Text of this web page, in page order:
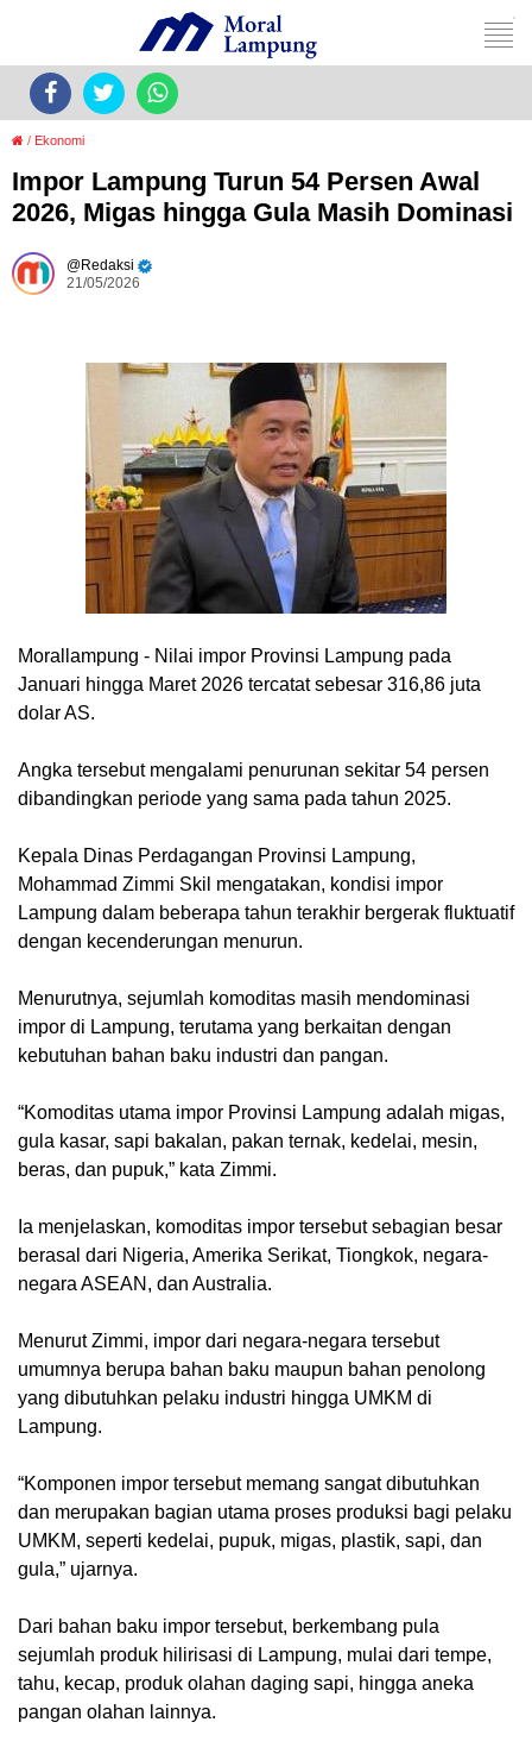
/ Ekonomi
Impor Lampung Turun 54 Persen Awal
2026, Migas hingga Gula Masih Dominasi
Redaksi
21/05/2026
Morallampung - Nilai impor Provinsi Lampung pada
Januari hingga Maret 2026 tercatat sebesar 316,86 juta
dolar AS.
Angka tersebut mengalami penurunan sekitar 54 persen
dibandingkan periode yang sama pada tahun 2025.
Kepala Dinas Perdagangan Provinsi Lampung,
Mohammad Zimmi Skil mengatakan, kondisi impor
Lampung dalam beberapa tahun terakhir bergerak fluktuatif
dengan kecenderungan menurun.
Menurutnya, sejumlah komoditas masih mendominasi
impor di Lampung, terutama yang berkaitan dengan
kebutuhan bahan baku industri dan pangan.
“Komoditas utama impor Provinsi Lampung adalah migas,
gula kasar, sapi bakalan, pakan ternak, kedelai, mesin,
beras, dan pupuk,” kata Zimmi.
Ia menjelaskan, komoditas impor tersebut sebagian besar
berasal dari Nigeria, Amerika Serikat, Tiongkok, negara-
negara ASEAN, dan Australia.
Menurut Zimmi, impor dari negara-negara tersebut
umumnya berupa bahan baku maupun bahan penolong
yang dibutuhkan pelaku industri hingga UMKM di
Lampung.
“Komponen impor tersebut memang sangat dibutuhkan
dan merupakan bagian utama proses produksi bagi pelaku
UMKM, seperti kedelai, pupuk, migas, plastik, sapi, dan
gula,” ujarnya.
Dari bahan baku impor tersebut, berkembang pula
sejumlah produk hilirisasi di Lampung, mulai dari tempe,
tahu, kecap, produk olahan daging sapi, hingga aneka
pangan olahan lainnya.